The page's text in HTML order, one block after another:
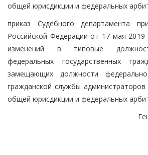
общей юрисдикции и федеральных
приказ Судебного департамента
Российской Федерации от 17 мая 2019
изменений в типовые
федеральных государственных
замещающих должности
гражданской службы
общей юрисдикции и федеральных